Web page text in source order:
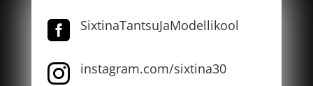
 SixtinaTantsuJaModellikool
 instagram.com/sixtina30